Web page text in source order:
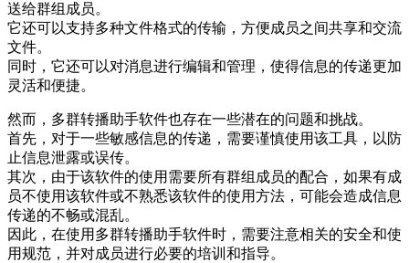
送给群组成员。
它还可以支持多种文件格式的传输，方便成员之间共享和交流
文件。
同时，它还可以对消息进行编辑和管理，使得信息的传递更加
灵活和便捷。
然而，多群转播助手软件也存在一些潜在的问题和挑战。
首先，对于一些敏感信息的传递，需要谨慎使用该工具，以防
止信息泄露或误传。
其次，由于该软件的使用需要所有群组成员的配合，如果有成
员不使用该软件或不熟悉该软件的使用方法，可能会造成信息
传递的不畅或混乱。
因此，在使用多群转播助手软件时，需要注意相关的安全和使
用规范，并对成员进行必要的培训和指导。